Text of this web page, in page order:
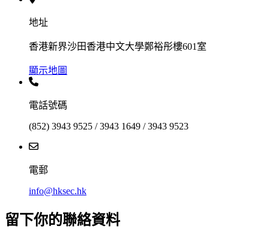
地址
香港新界沙田香港中文大學鄭裕彤樓601室
顯示地圖
電話號碼
(852) 3943 9525 / 3943 1649 / 3943 9523
電郵
info@hksec.hk
留下你的聯絡資料